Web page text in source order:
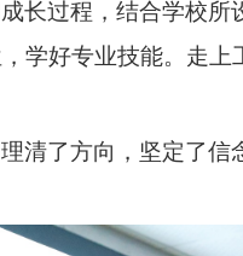
长过程 ，结合学校所
， 学好专业技能。 走上
理清了方向， 坚定了信